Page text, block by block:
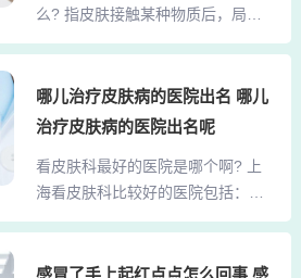
早到皮肤科进行检查。问题一：身
上长黄色脓包是什么原因...
你说的情况是脂溢性皮炎的问题，
下蔓延，典型损害为暗黄红丘疹或
斑片，边缘清楚，表面被覆油腻性
痒。长痘：一般情况下，洗头、抓
头皮或梳头时会感觉头皮上有痘。
如果用力一点，会感到疼痛。应该
么? 指皮肤接触某种物质后，局部
发生红斑、水肿、痒痛感，严重者
皮肤产生接触性皮炎的物质有首
饰、表链、镜架、凉鞋、化纤布
接触性皮炎也称过敏性皮炎，是皮
肤表皮接触尘螨、花粉、碱性物质
等易过敏物质，产生的皮肤炎症反
一，发病前有接触过敏物质。典型
哪儿治疗皮肤病的医院出名 哪儿
治疗皮肤病的医院出名呢
看皮肤科最好的医院是哪个啊? 上
海看皮肤科比较好的医院包括：复
旦大学附属华山医院：该院的皮肤
病门诊、银屑病门诊、白癜风门诊
感冒了手上起红点点怎么回事 感